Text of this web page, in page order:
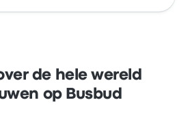
de hele wereld
op Busbud